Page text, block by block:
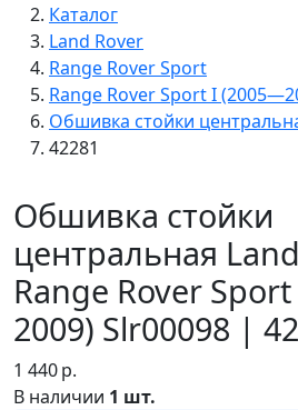
Каталог
Land Rover
Range Rover Sport
Range Rover Sport I
Обшивка стойки
42281
Обшивка стойки
центральная
Range Rover
2009) Slr00098 |
1 440р.
В наличии 1 шт.